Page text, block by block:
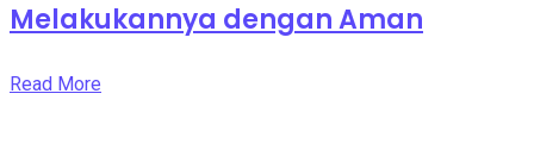
Melakukannya dengan Aman
Read More